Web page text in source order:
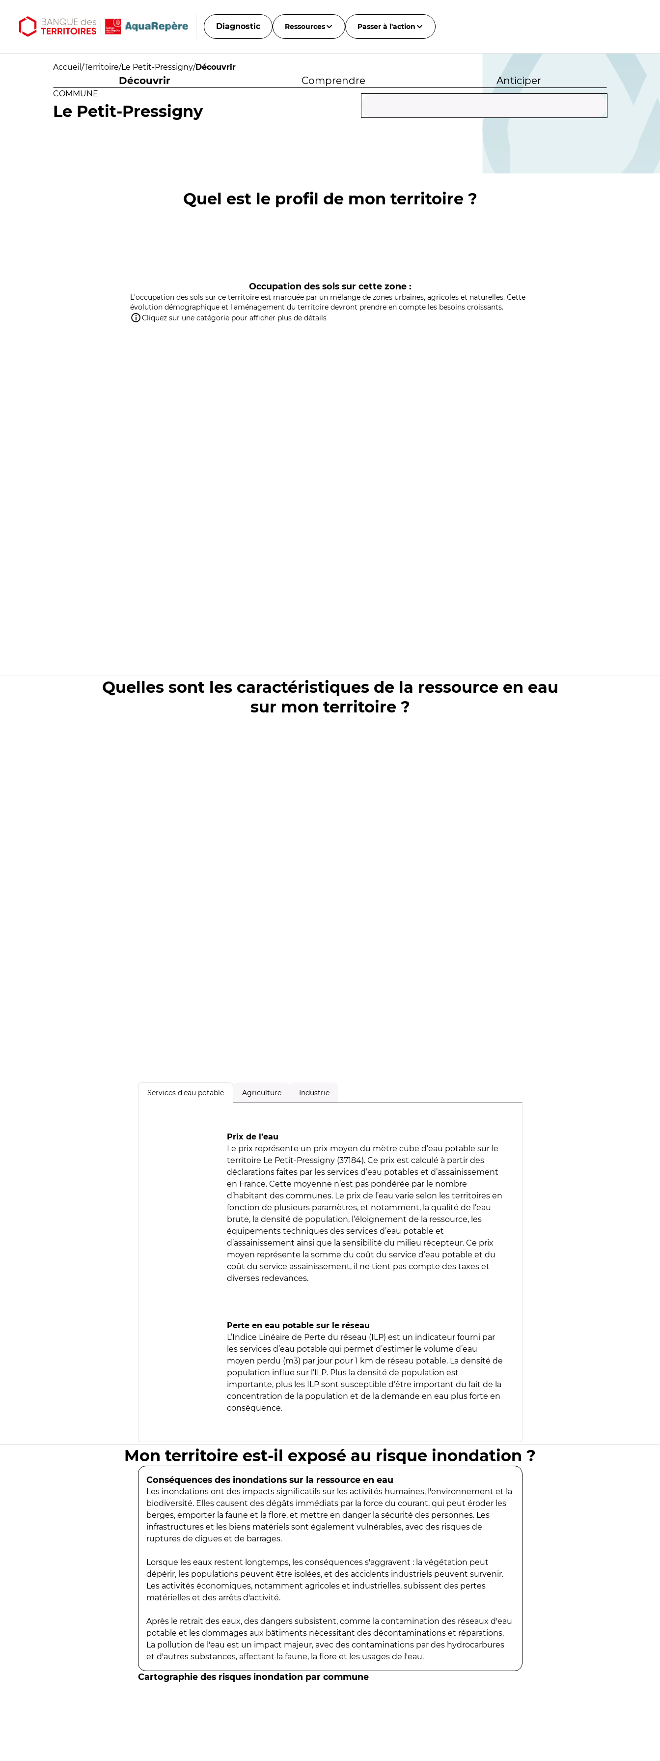
Diagnostic Ressources Passer à l'action
Accueil /Territoire/Le Petit-Pressigny/Découvrir
Découvrir Comprendre Anticiper
COMMUNE
Le Petit-Pressigny
Quel est le profil de mon territoire ?
Occupation des sols sur cette zone :
L'occupation des sols sur ce territoire est marquée par un mélange de zones urbaines, agricoles et naturelles. Cette
évolution démographique et l'aménagement du territoire devront prendre en compte les besoins croissants.
Cliquez sur une catégorie pour afficher plus de détails
Quelles sont les caractéristiques de la ressource en eau
sur mon territoire ?
Services d'eau potable Agriculture Industrie
Prix de l’eau
Le prix représente un prix moyen du mètre cube d’eau potable sur le
territoire Le Petit-Pressigny (37184). Ce prix est calculé à partir des
déclarations faites par les services d’eau potables et d’assainissement
en France. Cette moyenne n’est pas pondérée par le nombre
d’habitant des communes. Le prix de l’eau varie selon les territoires en
fonction de plusieurs paramètres, et notamment, la qualité de l’eau
brute, la densité de population, l’éloignement de la ressource, les
équipements techniques des services d’eau potable et
d’assainissement ainsi que la sensibilité du milieu récepteur. Ce prix
moyen représente la somme du coût du service d’eau potable et du
coût du service assainissement, il ne tient pas compte des taxes et
diverses redevances.
Perte en eau potable sur le réseau
L’Indice Linéaire de Perte du réseau (ILP) est un indicateur fourni par
les services d’eau potable qui permet d’estimer le volume d’eau
moyen perdu (m3) par jour pour 1 km de réseau potable. La densité de
population influe sur l’ILP. Plus la densité de population est
importante, plus les ILP sont susceptible d’être important du fait de la
concentration de la population et de la demande en eau plus forte en
conséquence.
Mon territoire est-il exposé au risque inondation ?
Conséquences des inondations sur la ressource en eau
Les inondations ont des impacts significatifs sur les activités humaines, l'environnement et la
biodiversité. Elles causent des dégâts immédiats par la force du courant, qui peut éroder les
berges, emporter la faune et la flore, et mettre en danger la sécurité des personnes. Les
infrastructures et les biens matériels sont également vulnérables, avec des risques de
ruptures de digues et de barrages.
Lorsque les eaux restent longtemps, les conséquences s'aggravent : la végétation peut
dépérir, les populations peuvent être isolées, et des accidents industriels peuvent survenir.
Les activités économiques, notamment agricoles et industrielles, subissent des pertes
matérielles et des arrêts d'activité.
Après le retrait des eaux, des dangers subsistent, comme la contamination des réseaux d'eau
potable et les dommages aux bâtiments nécessitant des décontaminations et réparations.
La pollution de l'eau est un impact majeur, avec des contaminations par des hydrocarbures
et d'autres substances, affectant la faune, la flore et les usages de l'eau.
Cartographie des risques inondation par commune